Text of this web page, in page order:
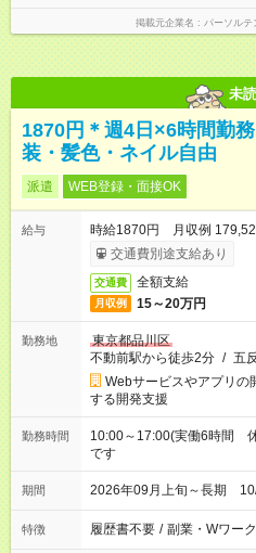
掲載元企業名 パーソルテ
未読
1870円＊週4日×6時間勤
装・髪色・ネイル自由
派遣 WEB登録・面接OK
給与
時給1870円 月収例
交通費別途支給あり
交通費 全額支給
月収例 15～20万円
勤務地
東京都品川区
不動前駅から徒歩2分 / 五
Webサービスやアプリの
する開発支援
勤務時間
10:00～17:00(実働6時間
です
期間 2026年09月上旬～長期
特徴 履歴書不要 / 副業・Wワー